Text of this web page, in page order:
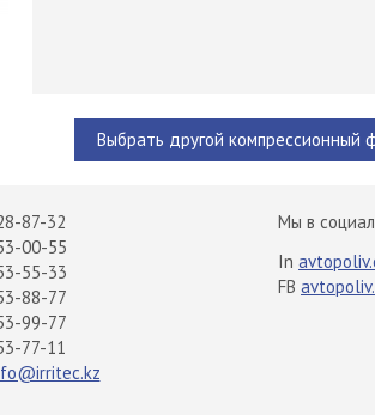
Выбрать другой компрессионный
87-32
00-55
55-33
88-77
99-77
77-11
Мы в
In
FB